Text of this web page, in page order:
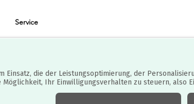
Service
Kontakt
Vertrag widerrufen